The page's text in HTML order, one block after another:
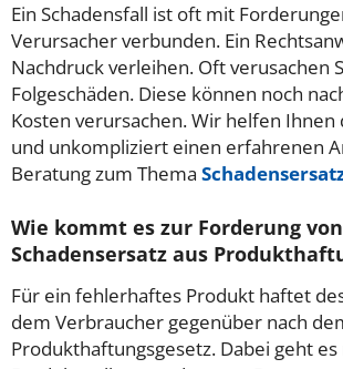
Ein Schadensfall ist oft mit
Verursacher verbunden. Ein
Nachdruck verleihen. Oft verusachen
Folgeschäden. Diese können noch
Kosten verursachen. Wir helfen Ihnen
und unkompliziert einen erfahrenen
Beratung zum Thema
Wie kommt es zur Forderung von
Schadensersatz aus
Für ein fehlerhaftes Produkt haftet
dem Verbraucher gegenüber nach
Produkthaftungsgesetz. Dabei geht